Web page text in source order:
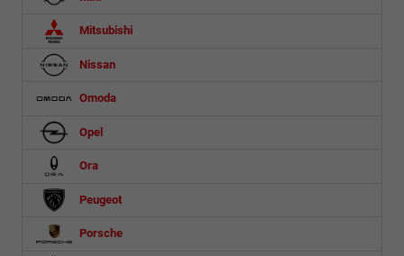
Mitsubishi
Nissan
Omoda
Opel
Ora
Peugeot
Porsche